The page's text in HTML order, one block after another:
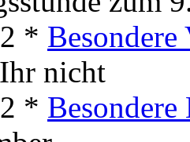
*
nicht
* Besondere